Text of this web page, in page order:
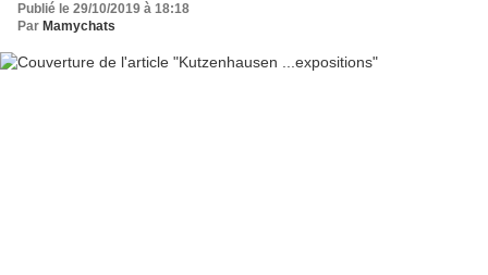
Publié le 29/10/2019 à 18:18
Par Mamychats